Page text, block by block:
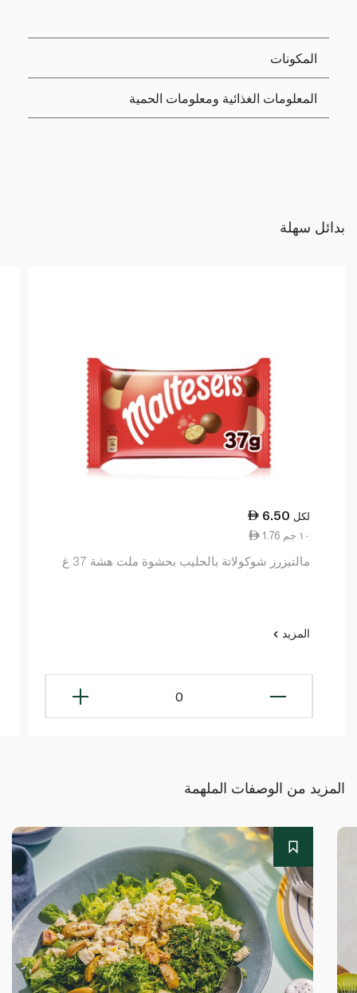
المكونات
المعلومات الغذائية ومعلومات الحمية
بدائل سهلة
6.50 لكل
1.76 ١٠ جم
مالتيزرز شوكولاتة بالحليب بحشوة ملت هشة 37 غ
المزيد
0
المزيد من الوصفات الملهمة